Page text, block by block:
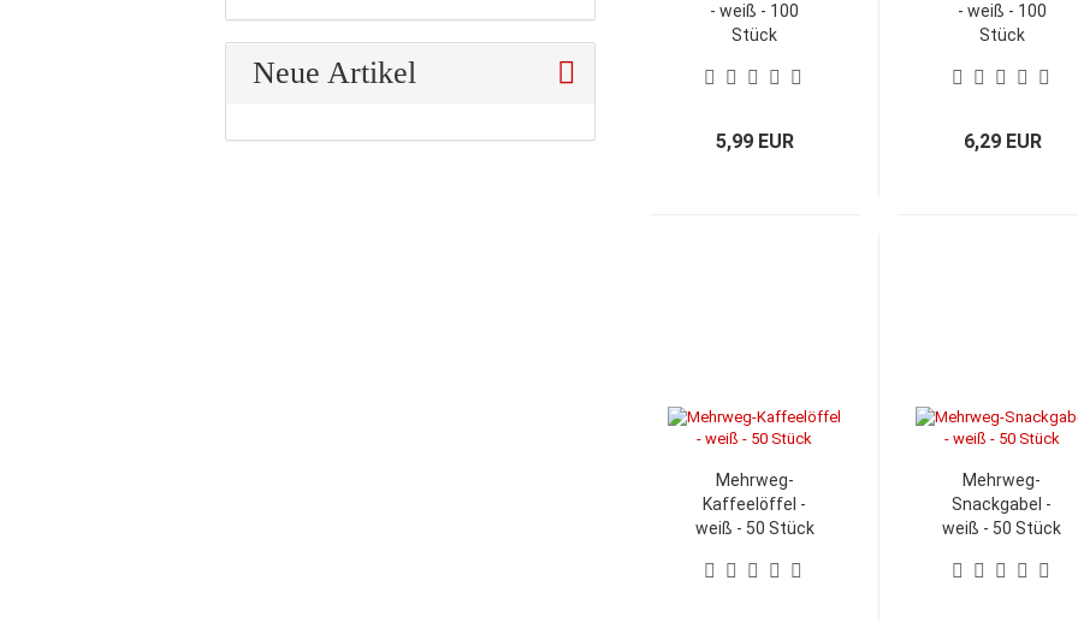
- weiß - 100
Stück
5,99 EUR
- weiß - 100
Stück
6,29 EUR
Mehrweg-
Kaffeelöffel -
weiß - 50 Stück
Mehrweg-
Snackgabel -
weiß - 50 Stück
Neue Artikel